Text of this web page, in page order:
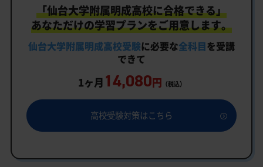
生徒にピッタリ合った「仙台大学附属明成高校対策
のオーダーメイドカリキュラム」だから成果が出
る！
カリキュラムや料金についてお気軽にご相談くださ
仙台大学附属明成高校受験専門のオンライン家庭教
師「いつでもクイック指導」もご用意
仙台大学附属明成高校の特徴
「仙台大学附属明成高校に合格できる」
あなただけの学習プランをご用意します。
仙台大学附属明成高校受験に必要な全科目を受講
できて
1ヶ月 14,080円 （税込）
高校受験対策はこちら